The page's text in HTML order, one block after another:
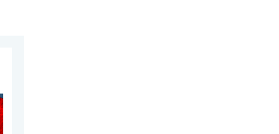
2026
45 °C. . . streda 22. júla 2026